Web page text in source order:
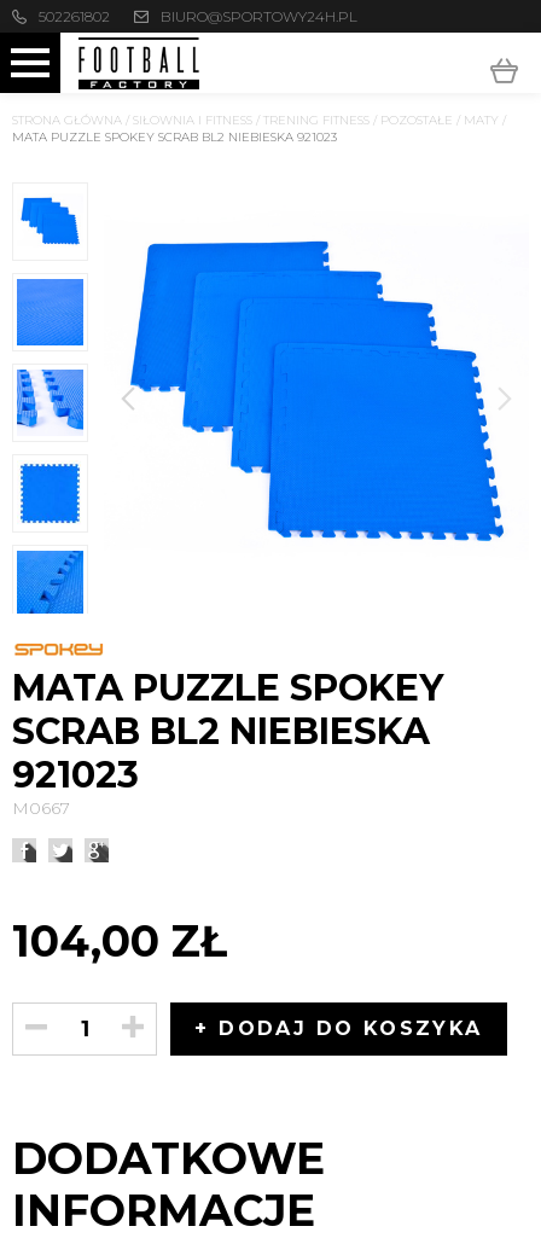
502261802 BIURO@SPORTOWY24H.PL
STRONA GŁÓWNA / SIŁOWNIA I FITNESS / TRENING FITNESS / POZOSTAŁE / MATY /
MATA PUZZLE SPOKEY SCRAB BL2 NIEBIESKA 921023
MATA PUZZLE SPOKEY
SCRAB BL2 NIEBIESKA
921023
M0667
104,00 ZŁ
+ DODAJ DO KOSZYKA
DODATKOWE
INFORMACJE